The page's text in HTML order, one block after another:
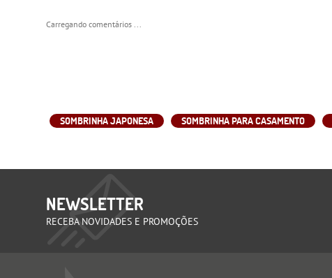
Carregando comentários ...
SOMBRINHA JAPONESA SOMBRINHA PARA CASAMENTO
NEWSLETTER
RECEBA NOVIDADES E PROMOÇÕES